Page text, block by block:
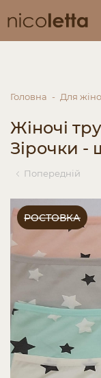
Головна Для
Жіночі
Зірочки -
Попередній
РОСТОВКА